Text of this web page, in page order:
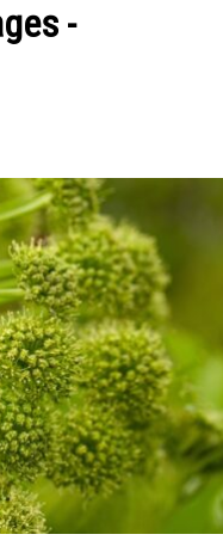
-